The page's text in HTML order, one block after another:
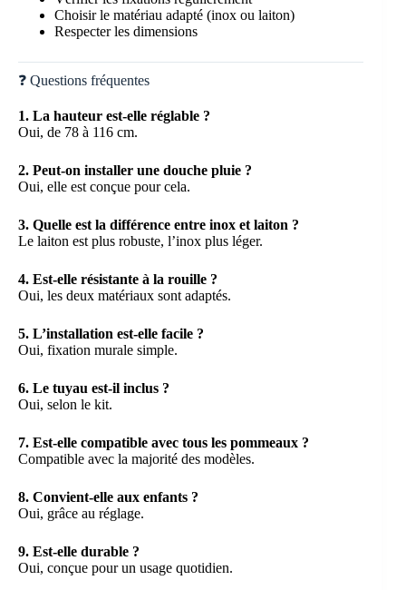
Choisir le matériau adapté (inox ou laiton)
Respecter les dimensions
❓ Questions fréquentes
1. La hauteur est-elle réglable ?
Oui, de 78 à 116 cm.
2. Peut-on installer une douche pluie ?
Oui, elle est conçue pour cela.
3. Quelle est la différence entre inox et laiton ?
Le laiton est plus robuste, l’inox plus léger.
4. Est-elle résistante à la rouille ?
Oui, les deux matériaux sont adaptés.
5. L’installation est-elle facile ?
Oui, fixation murale simple.
6. Le tuyau est-il inclus ?
Oui, selon le kit.
7. Est-elle compatible avec tous les pommeaux ?
Compatible avec la majorité des modèles.
8. Convient-elle aux enfants ?
Oui, grâce au réglage.
9. Est-elle durable ?
Oui, conçue pour un usage quotidien.